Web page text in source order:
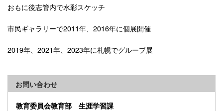
おもに後志管内で水彩スケッチ
市民ギャラリーで2011年、2016年に個展開催
2019年、2021年、2023年に札幌でグループ展
お問い合わせ
教育委員会教育部 生涯学習課